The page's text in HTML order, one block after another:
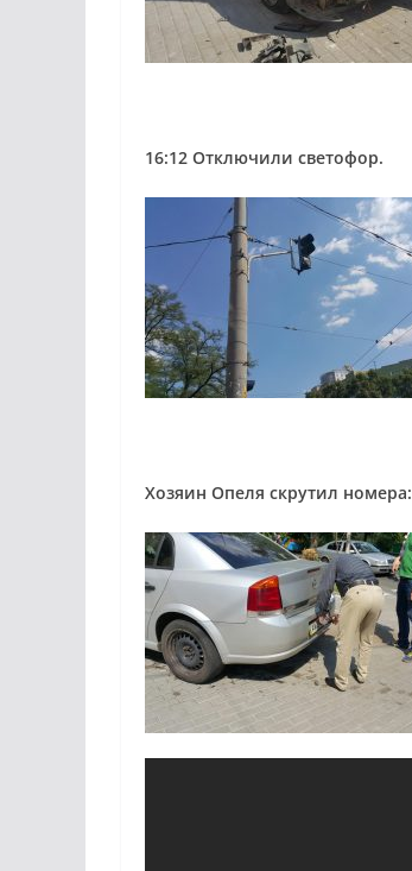
16:12 Отключили светофор.
Хозяин Опеля скрутил номера: